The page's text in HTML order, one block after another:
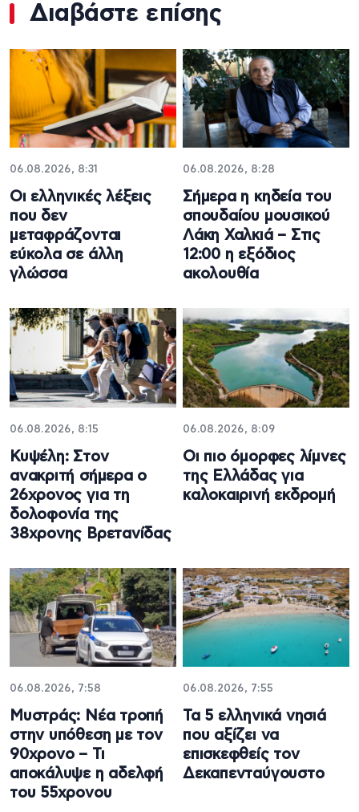
Διαβάστε επίσης
06.08.2026, 8:31
Οι ελληνικές λέξεις
που δεν
μεταφράζονται
εύκολα σε άλλη
γλώσσα
06.08.2026, 8:28
Σήμερα η κηδεία του
σπουδαίου μουσικού
Λάκη Χαλκιά – Στις
12:00 η εξόδιος
ακολουθία
06.08.2026, 8:15
Κυψέλη: Στον
ανακριτή σήμερα ο
26χρονος για τη
δολοφονία της
38χρονης Βρετανίδας
06.08.2026, 8:09
Οι πιο όμορφες λίμνες
της Ελλάδας για
καλοκαιρινή εκδρομή
06.08.2026, 7:58
Μυστράς: Νέα τροπή
στην υπόθεση με τον
90χρονο – Τι
αποκάλυψε η αδελφή
του 55χρονου
06.08.2026, 7:55
Τα 5 ελληνικά νησιά
που αξίζει να
επισκεφθείς τον
Δεκαπενταύγουστο